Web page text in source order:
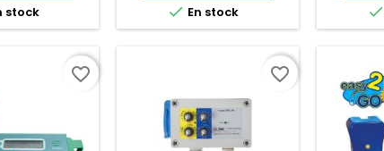
stock  En stock 
favorite_border favorite_border